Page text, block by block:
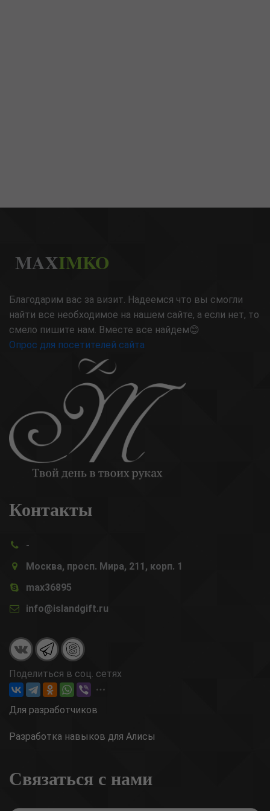
MAXIMKO
Благодарим вас за визит. Надеемся что вы смогли
найти все необходимое на нашем сайте, а если нет, то
смело пишите нам. Вместе все найдем😊
Опрос для посетителей сайта
Контакты
-
Москва, просп. Мира, 211, корп. 1
max36895
info@islandgift.ru
Поделиться в соц. сетях
Для разработчиков
Разработка навыков для Алисы
Связаться с нами